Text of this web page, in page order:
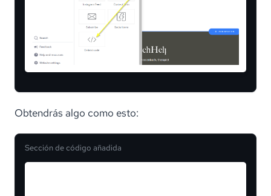
Obtendrás algo como esto:
Sección de código añadida